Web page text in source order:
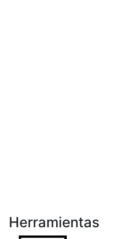
Herramientas